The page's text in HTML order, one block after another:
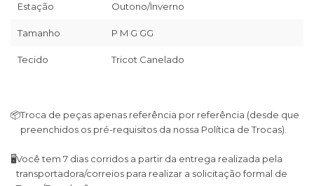
Estação Outono/Inverno
Tamanho P M G GG
Tecido Tricot Canelado
📦Troca de peças apenas referência por referência (desde que
preenchidos os pré-requisitos da nossa Política de Trocas).
🖥Você tem 7 dias corridos a partir da entrega realizada pela
transportadora/correios para realizar a solicitação formal de